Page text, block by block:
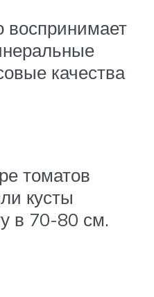
воспринимает
качества
томатов
кусты
в 70-80 см.